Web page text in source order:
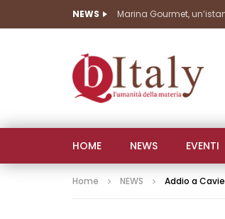
NEWS Marina Gourmet,
HOME NEWS EVENTI
Home NEWS Addio a